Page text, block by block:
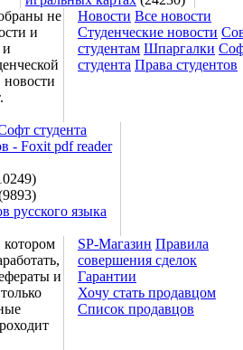
не
и
и
Новости Все новости
Студенческие новости
студентам Шпаргалки
студента Права студентов
студента
- Foxit pdf reader
русского языка
котором
и
SP-Магазин Правила
совершения сделок
Гарантии
Хочу стать продавцом
Список продавцов